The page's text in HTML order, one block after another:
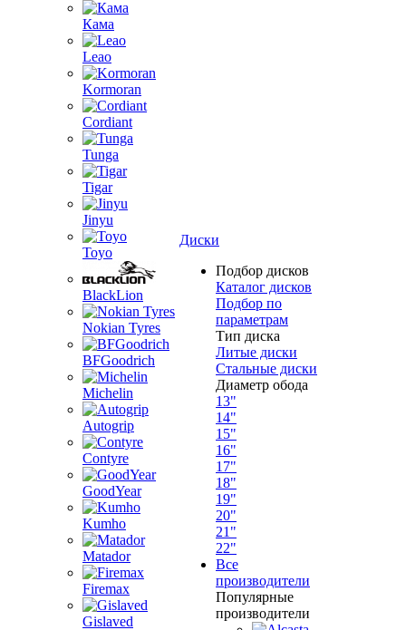
Кама
Leao
Kormoran
Cordiant
Tunga
Tigar
Jinyu
Toyo
BlackLion
Nokian Tyres
BFGoodrich
Michelin
Autogrip
Contyre
GoodYear
Kumho
Matador
Firemax
Gislaved
Диски
Подбор дисков
Каталог дисков
Подбор по
параметрам
Тип диска
Литые диски
Стальные диски
Диаметр обода
13"
14"
15"
16"
17"
18"
19"
20"
21"
22"
Все
производители
Популярные
производители